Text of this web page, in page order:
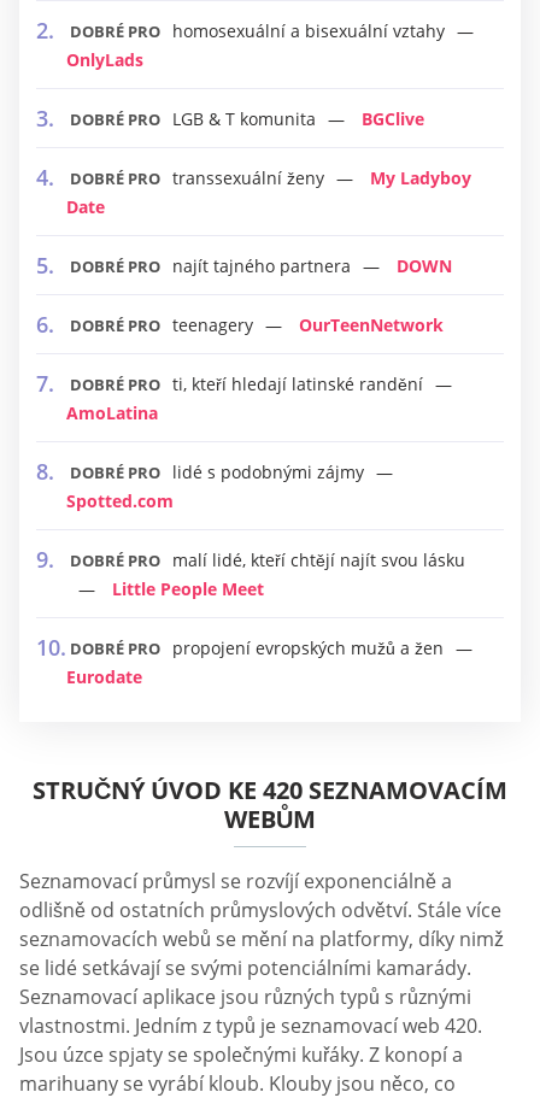
DOBRÉ PRO
homosexuální a bisexuální vztahy
OnlyLads
DOBRÉ PRO LGB & T komunita BGClive
DOBRÉ PRO transsexuální ženy
My Ladyboy
Date
DOBRÉ PRO najít tajného partnera DOWN
DOBRÉ PRO teenagery OurTeenNetwork
DOBRÉ PRO ti, kteří hledají latinské randění
AmoLatina
DOBRÉ PRO
lidé s podobnými zájmy
Spotted.com
DOBRÉ PRO
malí lidé, kteří chtějí najít svou lásku
Little People Meet
DOBRÉ PRO
propojení evropských mužů a žen
Eurodate
STRUČNÝ ÚVOD KE 420 SEZNAMOVACÍM
WEBŮM
Seznamovací průmysl se rozvíjí exponenciálně a
odlišně od ostatních průmyslových odvětví. Stále více
seznamovacích webů se mění na platformy, díky nimž
se lidé setkávají se svými potenciálními kamarády.
Seznamovací aplikace jsou různých typů s různými
vlastnostmi. Jedním z typů je seznamovací web 420.
Jsou úzce spjaty se společnými kuřáky. Z konopí a
marihuany se vyrábí kloub. Klouby jsou něco, co